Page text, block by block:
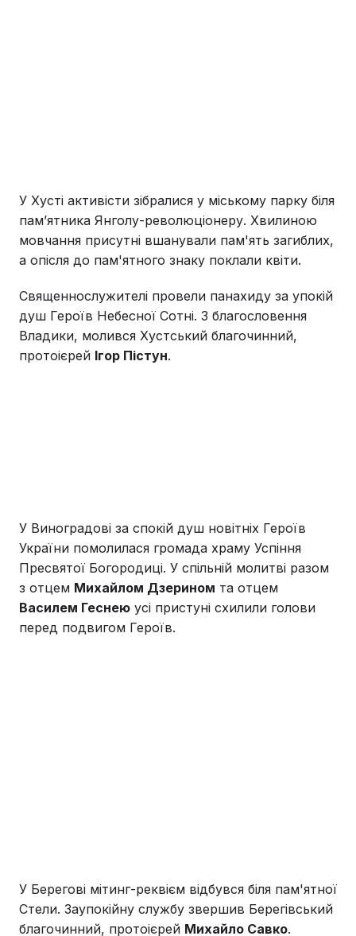
У Хусті активісти зібралися у міському парку біля
пам’ятника Янголу-революціонеру. Хвилиною
мовчання присутні вшанували пам'ять загиблих,
а опісля до пам'ятного знаку поклали квіти.
Священнослужителі провели панахиду за упокій
душ Героїв Небесної Сотні. З благословення
Владики, молився Хустський благочинний,
протоієрей Ігор Пістун.
У Виноградові за спокій душ новітніх Героїв
України помолилася громада храму Успіння
Пресвятої Богородиці. У спільній молитві разом
з отцем Михайлом Дзерином та отцем
Василем Геснею усі пристуні схилили голови
перед подвигом Героїв.
У Берегові мітинг-реквієм відбувся біля пам'ятної
Стели. Заупокійну службу звершив Берегівський
благочинний, протоієрей Михайло Савко.